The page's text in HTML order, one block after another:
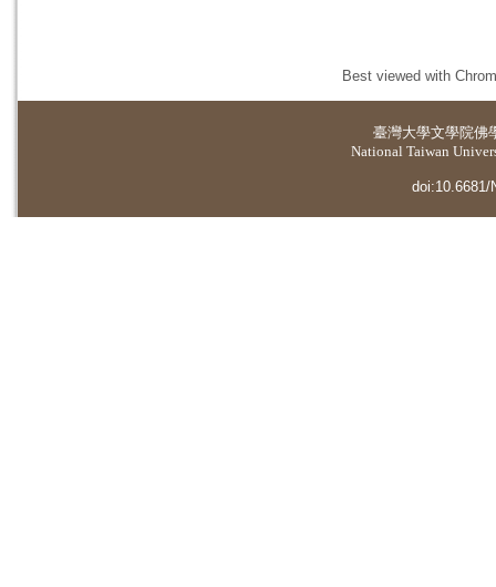
Best viewed with
臺灣大學文學院佛
National Taiwan
doi:10.6681/